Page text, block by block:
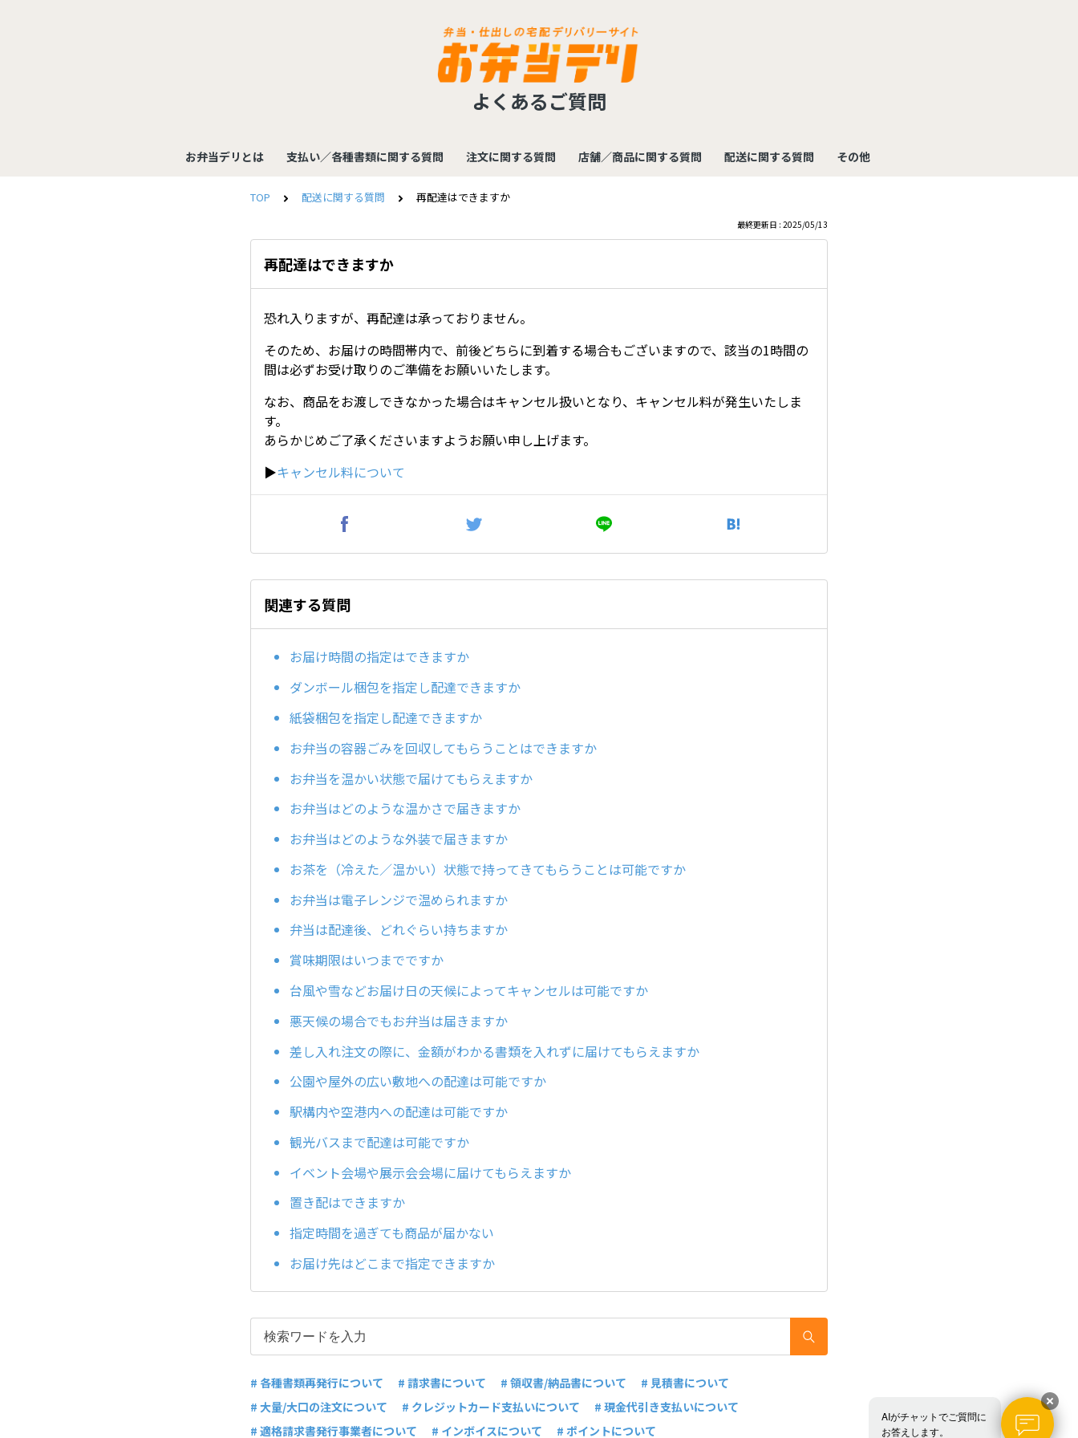
よくあるご質問
お弁当デリとは 支払い／各種書類に関する質問 注文に関する質問 店舗／商品に関する質問 配送に関する質問 その他
TOP 配送に関する質問 再配達はできますか
最終更新日 : 2025/05/13
再配達はできますか
恐れ入りますが、再配達は承っておりません。
そのため、お届けの時間帯内で、前後どちらに到着する場合もございますので、該当の1時間の
間は必ずお受け取りのご準備をお願いいたします。
なお、商品をお渡しできなかった場合はキャンセル扱いとなり、キャンセル料が発生いたしま
す。
あらかじめご了承くださいますようお願い申し上げます。
▶キャンセル料について
関連する質問
お届け時間の指定はできますか
ダンボール梱包を指定し配達できますか
紙袋梱包を指定し配達できますか
お弁当の容器ごみを回収してもらうことはできますか
お弁当を温かい状態で届けてもらえますか
お弁当はどのような温かさで届きますか
お弁当はどのような外装で届きますか
お茶を（冷えた／温かい）状態で持ってきてもらうことは可能ですか
お弁当は電子レンジで温められますか
弁当は配達後、どれぐらい持ちますか
賞味期限はいつまでですか
台風や雪などお届け日の天候によってキャンセルは可能ですか
悪天候の場合でもお弁当は届きますか
差し入れ注文の際に、金額がわかる書類を入れずに届けてもらえますか
公園や屋外の広い敷地への配達は可能ですか
駅構内や空港内への配達は可能ですか
観光バスまで配達は可能ですか
イベント会場や展示会会場に届けてもらえますか
置き配はできますか
指定時間を過ぎても商品が届かない
お届け先はどこまで指定できますか
# 各種書類再発行について # 請求書について # 領収書/納品書について
# 見積書について
# 大量/大口の注文について
# クレジットカード支払いについて
# 現金代引き支払いについて
# 適格請求書発行事業者について
# インボイスについて # ポイントについて
AIがチャットでご質問に
お答えします。